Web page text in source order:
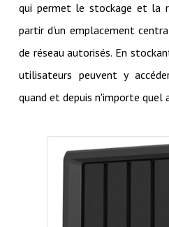
qui permet le stockage et la
partir d'un emplacement
de réseau autorisés. En
utilisateurs peuvent y
quand et depuis n'importe quel